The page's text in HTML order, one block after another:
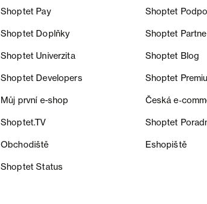
Shoptet Pay Shoptet
Shoptet Doplňky Shoptet
Shoptet Univerzita Shoptet Blog
Shoptet Developers Shoptet
Můj první e-shop Česká
Shoptet.TV Shoptet
Obchodiště Eshopiště
Shoptet Status